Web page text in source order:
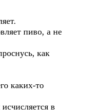
пиво, а не
как
каких-то
в